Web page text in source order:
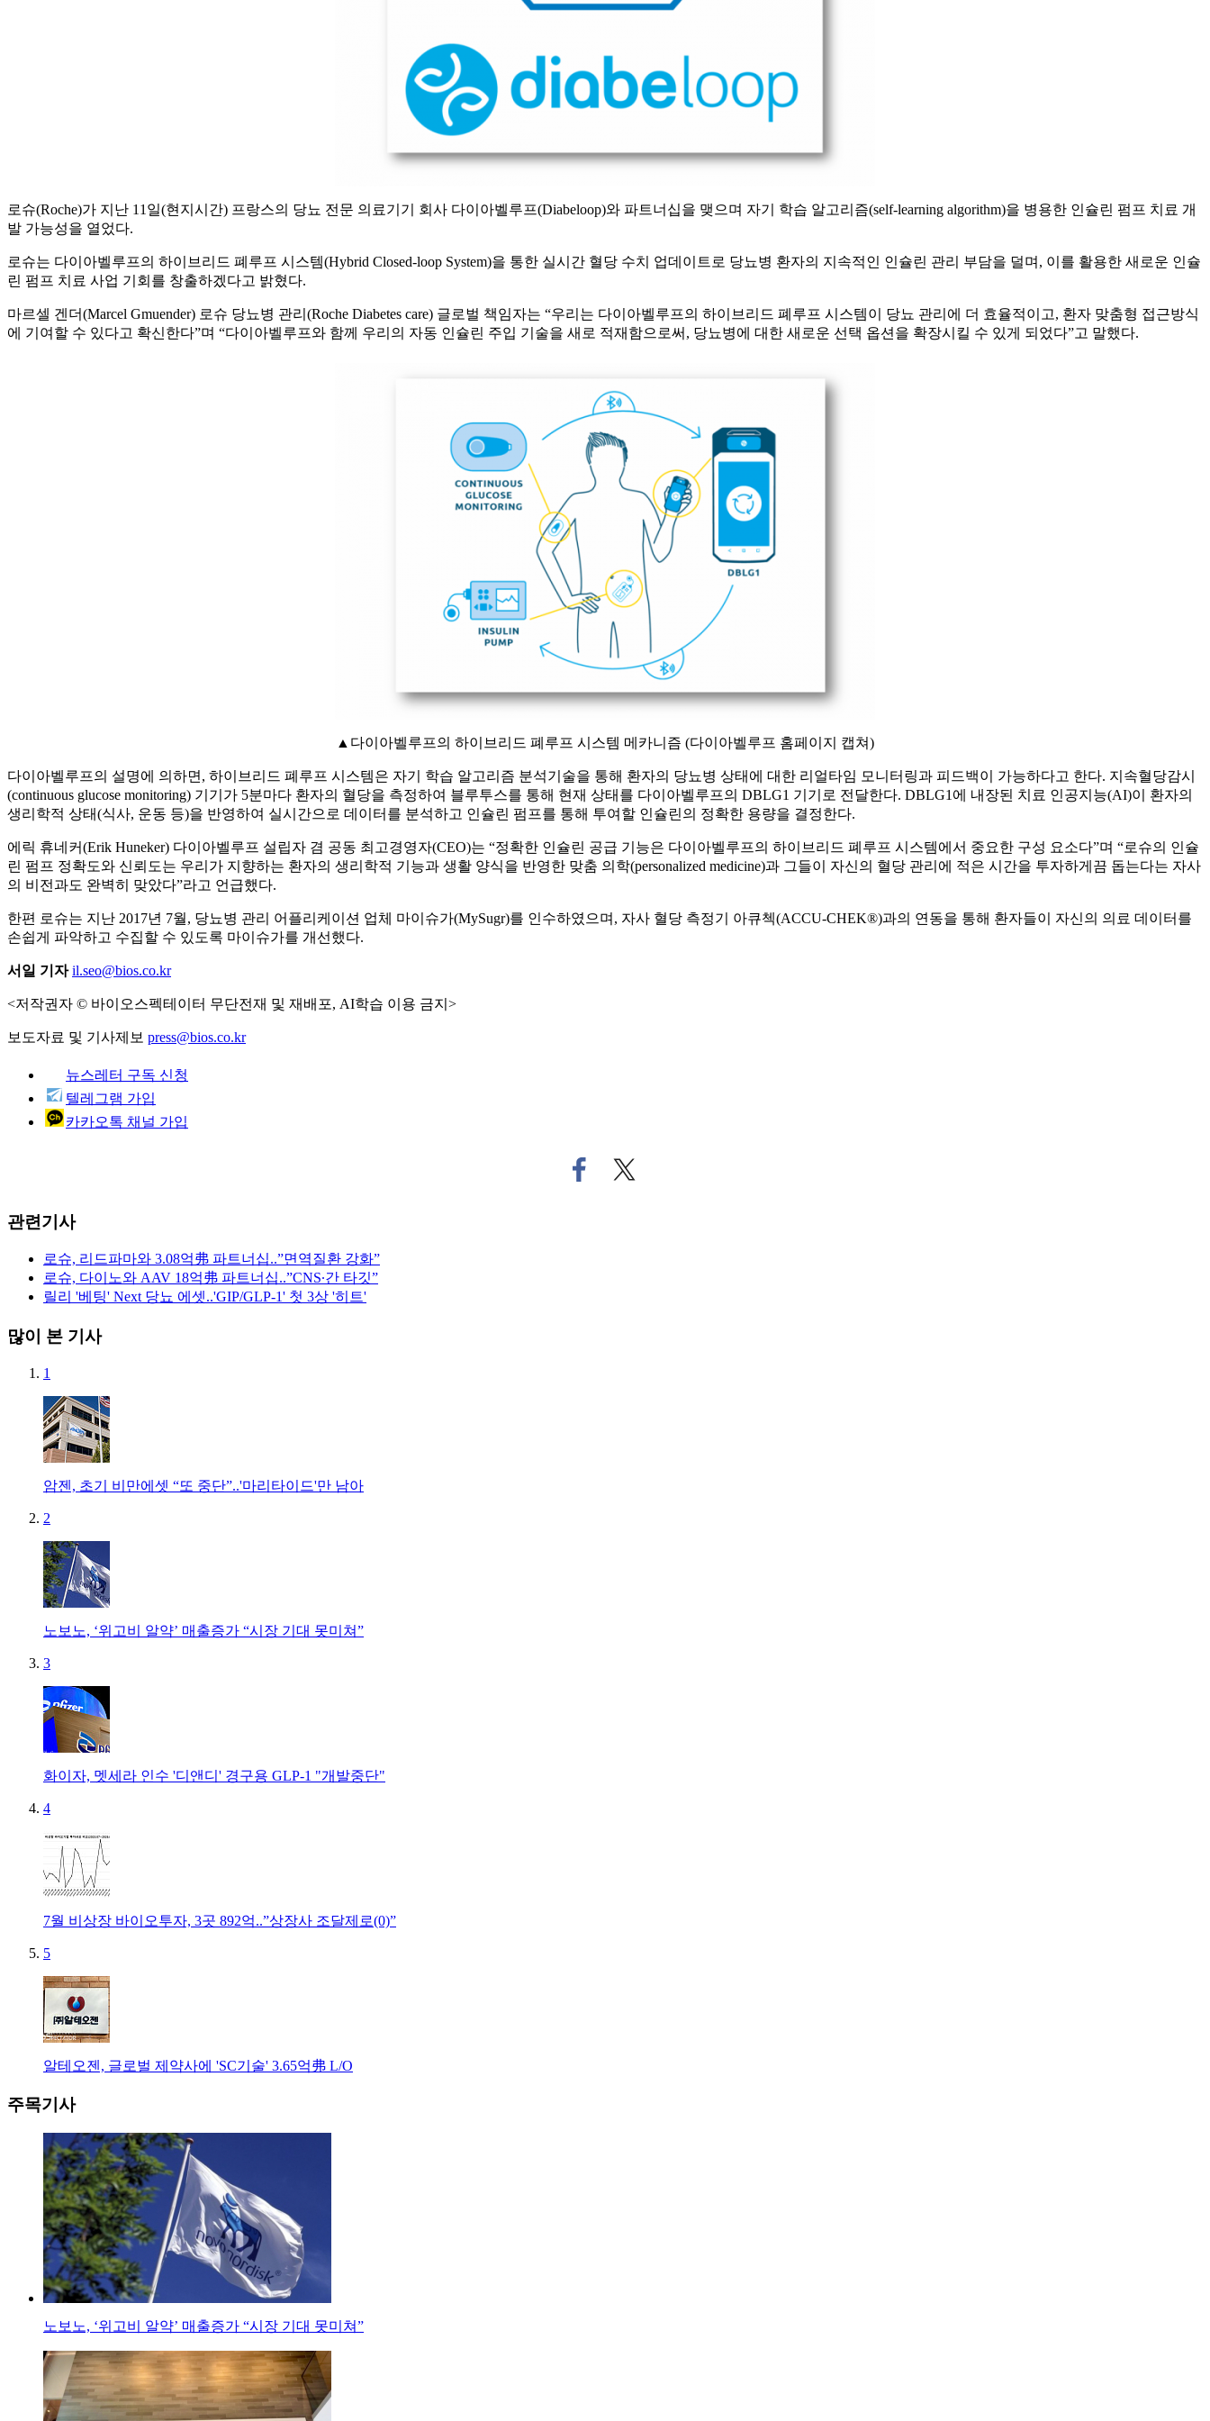
로슈(Roche)가 지난 11일(현지시간) 프랑스의 당뇨 전문 의료기기 회사 다이아벨루프(Diabeloop)와 파트너십을 맺으며 자기 학습 알고리즘(self-learning algorithm)을 병용한 인슐린 펌프 치료 개
발 가능성을 열었다.
로슈는 다이아벨루프의 하이브리드 폐루프 시스템(Hybrid Closed-loop System)을 통한 실시간 혈당 수치 업데이트로 당뇨병 환자의 지속적인 인슐린 관리 부담을 덜며, 이를 활용한 새로운 인슐
린 펌프 치료 사업 기회를 창출하겠다고 밝혔다.
마르셀 겐더(Marcel Gmuender) 로슈 당뇨병 관리(Roche Diabetes care) 글로벌 책임자는 “우리는 다이아벨루프의 하이브리드 폐루프 시스템이 당뇨 관리에 더 효율적이고, 환자 맞춤형 접근방식
에 기여할 수 있다고 확신한다”며 “다이아벨루프와 함께 우리의 자동 인슐린 주입 기술을 새로 적재함으로써, 당뇨병에 대한 새로운 선택 옵션을 확장시킬 수 있게 되었다”고 말했다.
▲다이아벨루프의 하이브리드 폐루프 시스템 메카니즘 (다이아벨루프 홈페이지 캡쳐)
다이아벨루프의 설명에 의하면, 하이브리드 폐루프 시스템은 자기 학습 알고리즘 분석기술을 통해 환자의 당뇨병 상태에 대한 리얼타임 모니터링과 피드백이 가능하다고 한다. 지속혈당감시
(continuous glucose monitoring) 기기가 5분마다 환자의 혈당을 측정하여 블루투스를 통해 현재 상태를 다이아벨루프의 DBLG1 기기로 전달한다. DBLG1에 내장된 치료 인공지능(AI)이 환자의
생리학적 상태(식사, 운동 등)을 반영하여 실시간으로 데이터를 분석하고 인슐린 펌프를 통해 투여할 인슐린의 정확한 용량을 결정한다.
에릭 휴네커(Erik Huneker) 다이아벨루프 설립자 겸 공동 최고경영자(CEO)는 “정확한 인슐린 공급 기능은 다이아벨루프의 하이브리드 폐루프 시스템에서 중요한 구성 요소다”며 “로슈의 인슐
린 펌프 정확도와 신뢰도는 우리가 지향하는 환자의 생리학적 기능과 생활 양식을 반영한 맞춤 의학(personalized medicine)과 그들이 자신의 혈당 관리에 적은 시간을 투자하게끔 돕는다는 자사
의 비전과도 완벽히 맞았다”라고 언급했다.
한편 로슈는 지난 2017년 7월, 당뇨병 관리 어플리케이션 업체 마이슈가(MySugr)를 인수하였으며, 자사 혈당 측정기 아큐첵(ACCU-CHEK®)과의 연동을 통해 환자들이 자신의 의료 데이터를
손쉽게 파악하고 수집할 수 있도록 마이슈가를 개선했다.
서일 기자 il.seo@bios.co.kr
<저작권자 © 바이오스펙테이터 무단전재 및 재배포, AI학습 이용 금지>
보도자료 및 기사제보 press@bios.co.kr
뉴스레터 구독 신청
텔레그램 가입
카카오톡 채널 가입
페
이
트
위
관련기사
로슈, 리드파마와 3.08억弗 파트너십..”면역질환 강화”
로슈, 다이노와 AAV 18억弗 파트너십..”CNS∙간 타깃”
릴리 '베팅' Next 당뇨 에셋..'GIP/GLP-1' 첫 3상 '히트'
많이 본 기사
1
암젠, 초기 비만에셋 “또 중단”..'마리타이드'만 남아
2
노보노, ‘위고비 알약’ 매출증가 “시장 기대 못미쳐”
3
화이자, 멧세라 인수 '디앤디' 경구용 GLP-1 "개발중단"
4
7월 비상장 바이오투자, 3곳 892억..”상장사 조달제로(0)”
5
알테오젠, 글로벌 제약사에 'SC기술' 3.65억弗 L/O
주목기사
노보노, ‘위고비 알약’ 매출증가 “시장 기대 못미쳐”